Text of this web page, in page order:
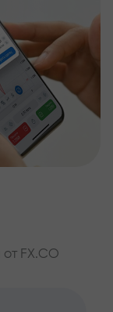
FX.CO